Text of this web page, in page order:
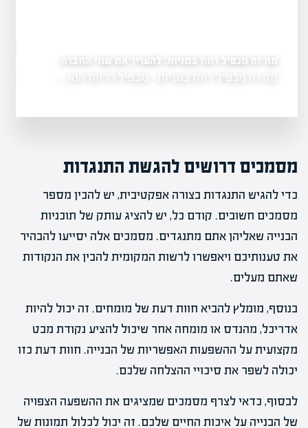
את שווי החברה
הכלכליים
מה זה דוח כספי של חברה ציבורית - דוח…
מסמכים דרושים להגשת התנגדות
כדי להגיש התנגדות בצורה אפקטיבית, יש להכין מספר
מסמכים חשובים. קודם כל, יש להציג עותק של תוכניות
הבנייה שאליהן אתם מתנגדים. מסמכים אלה יסייעו להבהיר
את טענותיכם ויאפשרו לרשות המקומית להבין את הנקודות
שאתם מעלים.
בנוסף, מומלץ להביא חוות דעת של מומחים. זה יכול להיות
אדריכל, מהנדס או מומחה אחר שיכול להציע נקודת מבט
מקצועית על ההשפעות האפשריות של הבנייה. חוות דעת כזו
יכולה לשפר את סיכויי ההצלחה שלכם.
לבסוף, כדאי לצרף מסמכים שמציגים את ההשפעה הצפויה
של הבנייה על איכות החיים שלכם. זה יכול לכלול תמונות של